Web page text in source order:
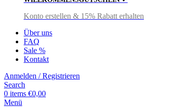
Konto erstellen & 15% Rabatt erhalten
Über uns
FAQ
Sale %
Kontakt
Anmelden / Registrieren
Search
0 items €0,00
Menü